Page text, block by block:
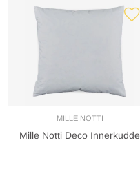
MILLE NOTTI
Mille Notti Deco Innerkudde